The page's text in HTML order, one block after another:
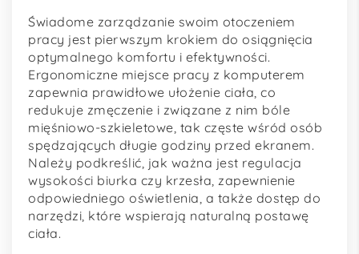
Świadome zarządzanie swoim otoczeniem
pracy jest pierwszym krokiem do osiągnięcia
optymalnego komfortu i efektywności.
Ergonomiczne miejsce pracy z komputerem
zapewnia prawidłowe ułożenie ciała, co
redukuje zmęczenie i związane z nim bóle
mięśniowo-szkieletowe, tak częste wśród osób
spędzających długie godziny przed ekranem.
Należy podkreślić, jak ważna jest regulacja
wysokości biurka czy krzesła, zapewnienie
odpowiedniego oświetlenia, a także dostęp do
narzędzi, które wspierają naturalną postawę
ciała.